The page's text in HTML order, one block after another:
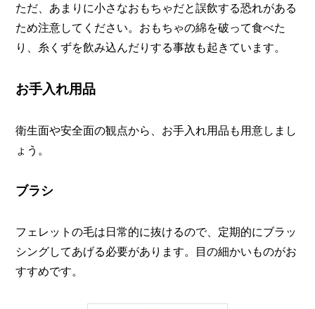
ただ、あまりに小さなおもちゃだと誤飲する恐れがある
ため注意してください。おもちゃの綿を破って食べた
り、糸くずを飲み込んだりする事故も起きています。
お手入れ用品
衛生面や安全面の観点から、お手入れ用品も用意しまし
ょう。
ブラシ
フェレットの毛は日常的に抜けるので、定期的にブラッ
シングしてあげる必要があります。目の細かいものがお
すすめです。